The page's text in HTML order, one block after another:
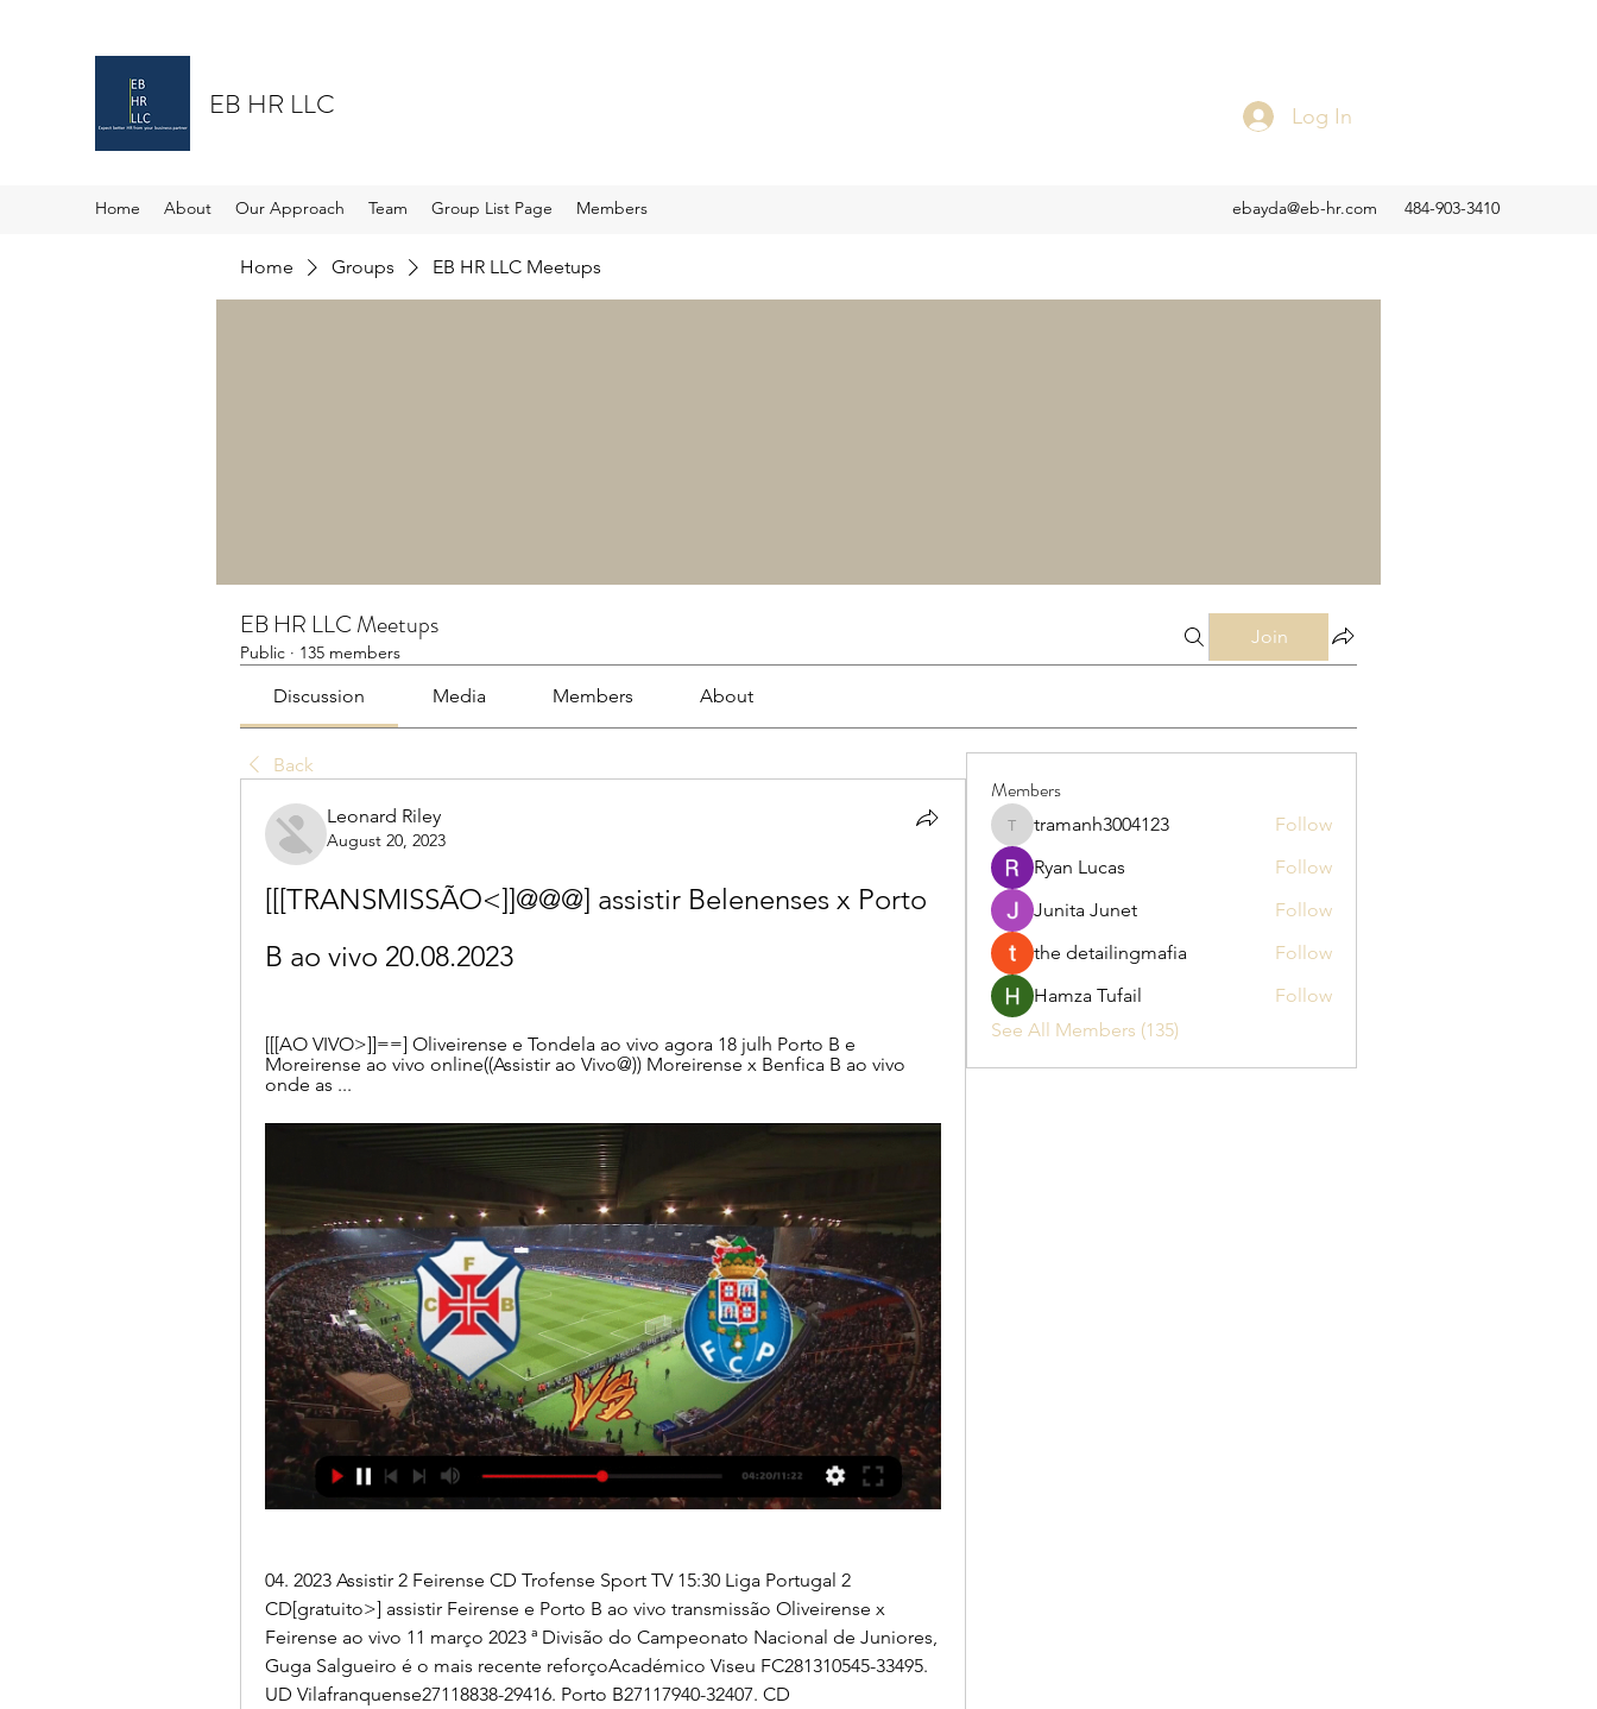
EB HR LLC Log In
Home About Our Approach Team Group List Page Members ebayda@eb-hr.com 484-903-3410
Home Groups EB HR LLC Meetups
EB HR LLC Meetups
Public · 135 members
Join
Discussion Media Members About
Back
Leonard Riley
August 20, 2023
[[[TRANSMISSÃO<]]@@@] assistir Belenenses x Porto
B ao vivo 20.08.2023
[[[AO VIVO>]]==] Oliveirense e Tondela ao vivo agora 18 julh Porto B e
Moreirense ao vivo online((Assistir ao Vivo@)) Moreirense x Benfica B ao vivo
onde as ...
04. 2023 Assistir 2 Feirense CD Trofense Sport TV 15:30 Liga Portugal 2
CD[gratuito>] assistir Feirense e Porto B ao vivo transmissão Oliveirense x
Feirense ao vivo 11 março 2023 ª Divisão do Campeonato Nacional de Juniores,
Guga Salgueiro é o mais recente reforçoAcadémico Viseu FC281310545-33495.
UD Vilafranquense27118838-29416. Porto B27117940-32407. CD
Members
tramanh3004123
tramanh3004123
Follow
Ryan Lucas
Follow
Junita Junet
Follow
the detailingmafia
Follow
Hamza Tufail
Follow
See All Members (135)